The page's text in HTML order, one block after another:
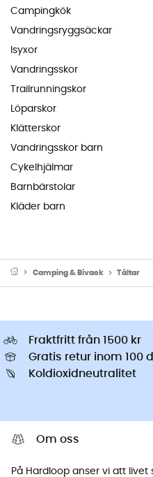
Campingkök
Vandringsryggsäckar
Isyxor
Vandringsskor
Trailrunningskor
Löparskor
Klätterskor
Vandringsskor barn
Cykelhjälmar
Barnbärstolar
Kläder barn
Camping & Bivack Tältar
Fraktfritt från 1500 kr
Gratis retur inom 100
Koldioxidneutralitet
Om oss
På Hardloop anser vi att